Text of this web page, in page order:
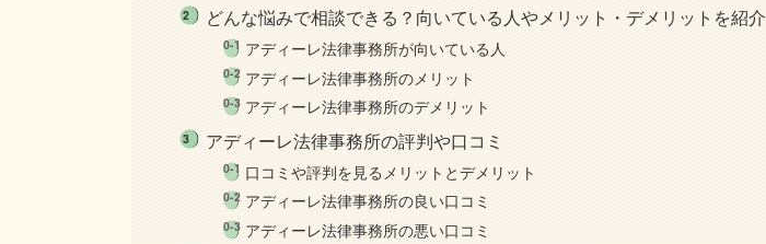
どんな悩みで相談できる？向いている人やメリット・デメリットを紹介
アディーレ法律事務所が向いている人
アディーレ法律事務所のメリット
アディーレ法律事務所のデメリット
アディーレ法律事務所の評判や口コミ
口コミや評判を見るメリットとデメリット
アディーレ法律事務所の良い口コミ
アディーレ法律事務所の悪い口コミ